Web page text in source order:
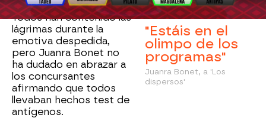
"Estáis en el
olimpo de los
programas"
Juanra Bonet, a 'Los
dispersos'
Todos han contenido las
lágrimas durante la
emotiva despedida,
pero Juanra Bonet no
ha dudado en abrazar a
los concursantes
afirmando que todos
llevaban hechos test de
antígenos.